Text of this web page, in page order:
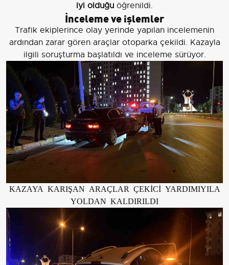
iyi olduğu öğrenildi.
İnceleme ve işlemler
Trafik ekiplerince olay yerinde yapılan incelemenin
ardından zarar gören araçlar otoparka çekildi. Kazayla
ilgili soruşturma başlatıldı ve inceleme sürüyor.
KAZAYA KARIŞAN ARAÇLAR ÇEKİCİ YARDIMIYILA
YOLDAN KALDIRILDI